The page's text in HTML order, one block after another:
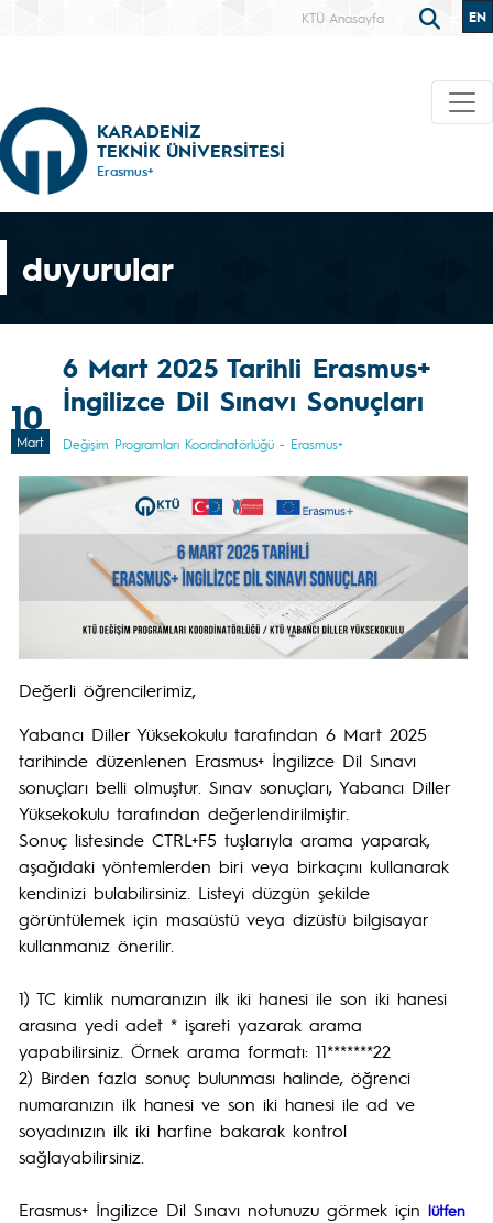
KTÜ Anasayfa EN
KARADENİZ
TEKNİK ÜNİVERSİTESİ
Erasmus+
duyurular
10
Mart
6 Mart 2025 Tarihli Erasmus+
İngilizce Dil Sınavı Sonuçları
Değişim Programları Koordinatörlüğü - Erasmus+
Değerli öğrencilerimiz,
Yabancı Diller Yüksekokulu tarafından 6 Mart 2025
tarihinde düzenlenen Erasmus+ İngilizce Dil Sınavı
sonuçları belli olmuştur. Sınav sonuçları, Yabancı Diller
Yüksekokulu tarafından değerlendirilmiştir.
Sonuç listesinde CTRL+F5 tuşlarıyla arama yaparak,
aşağıdaki yöntemlerden biri veya birkaçını kullanarak
kendinizi bulabilirsiniz. Listeyi düzgün şekilde
görüntülemek için masaüstü veya dizüstü bilgisayar
kullanmanız önerilir.
1) TC kimlik numaranızın ilk iki hanesi ile son iki hanesi
arasına yedi adet * işareti yazarak arama
yapabilirsiniz. Örnek arama formatı: 11*******22
2) Birden fazla sonuç bulunması halinde, öğrenci
numaranızın ilk hanesi ve son iki hanesi ile ad ve
soyadınızın ilk iki harfine bakarak kontrol
sağlayabilirsiniz.
Erasmus+ İngilizce Dil Sınavı notunuzu görmek için lütfen